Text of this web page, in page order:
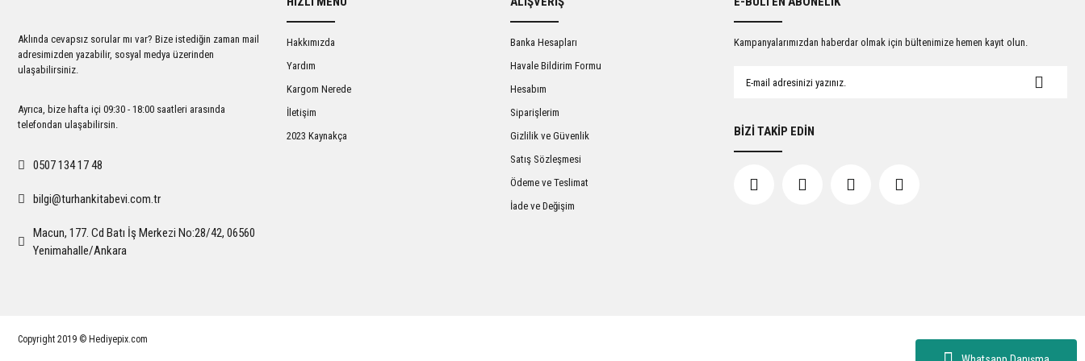
Ürün fiyatı diğer sitelerden daha pahalı.
Bu ürüne benzer farklı alternatifler olmalı.
Gönder
Aklında cevapsız sorular mı var? Bize istediğin zaman mail
adresimizden yazabilir, sosyal medya üzerinden
ulaşabilirsiniz.
Ayrıca, bize hafta içi 09:30 - 18:00 saatleri arasında
telefondan ulaşabilirsin.
0507 134 17 48
bilgi@turhankitabevi.com.tr
Macun, 177. Cd Batı İş Merkezi No:28/42, 06560
Yenimahalle/Ankara
Hakkımızda
Yardım
Kargom Nerede
İletişim
2023 Kaynakça
Banka Hesapları
Havale Bildirim Formu
Hesabım
Siparişlerim
Gizlilik ve Güvenlik
Satış Sözleşmesi
Ödeme ve Teslimat
İade ve Değişim
Kampanyalarımızdan haberdar olmak için bültenimize hemen kayıt olun.
BİZİ TAKİP EDİN
Copyright 2019 © Hediyepix.com